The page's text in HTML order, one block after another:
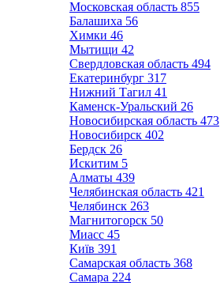
Московская область 855
Балашиха 56
Химки 46
Мытищи 42
Свердловская область 494
Екатеринбург 317
Нижний Тагил 41
Каменск-Уральский 26
Новосибирская область 473
Новосибирск 402
Бердск 26
Искитим 5
Алматы 439
Челябинская область 421
Челябинск 263
Магнитогорск 50
Миасс 45
Київ 391
Самарская область 368
Самара 224